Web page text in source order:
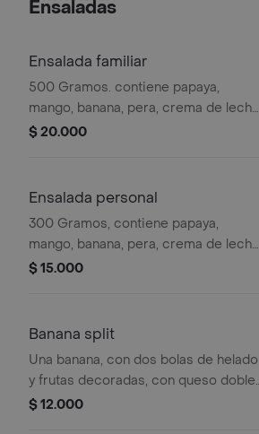
chocolate o fresa o mora y helado.
Ensaladas
Ensalada familiar
500 Gramos. contiene papaya,
mango, banana, pera, crema de leche,
queso rayado doble crema, decorado
bola de helado frutos rojos o vainilla .
$ 20.000
Ensalada personal
300 Gramos, contiene papaya,
mango, banana, pera, crema de leche,
queso rayado doble crema, decorado
bola de helado frutos rojos o vainilla .
$ 15.000
Banana split
Una banana, con dos bolas de helado
y frutas decoradas, con queso doble
crema rayado, crema de leche,
$ 12.000